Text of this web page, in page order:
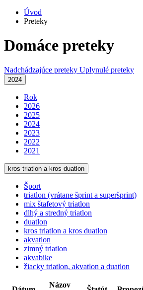
Úvod
Preteky
Domáce preteky
Nadchádzajúce preteky Uplynulé preteky
2024
Rok
2026
2025
2024
2023
2022
2021
kros triatlon a kros duatlon
Šport
triatlon (vrátane šprint a superšprint)
mix štafetový triatlon
dlhý a stredný triatlon
duatlon
kros triatlon a kros duatlon
akvatlon
zimný triatlon
akvabike
žiacky triatlon, akvatlon a duatlon
Názov